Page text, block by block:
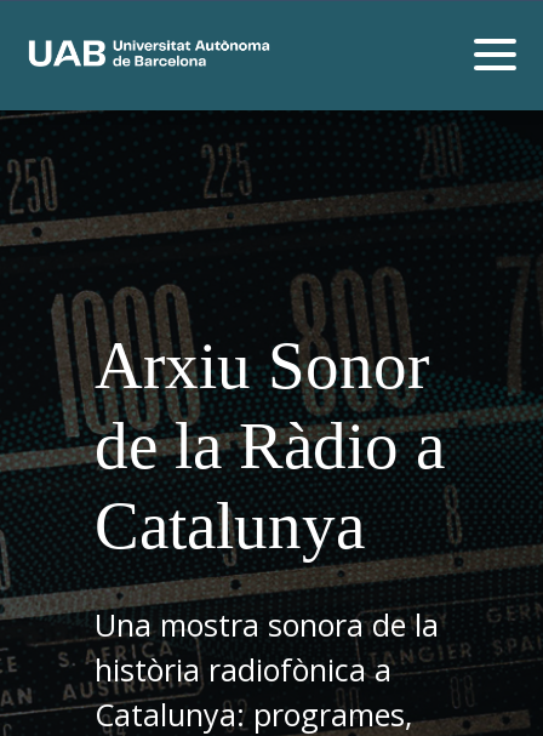
Arxiu Sonor
de la Ràdio a
Catalunya
Una mostra sonora de la
història radiofònica a
Catalunya: programes,